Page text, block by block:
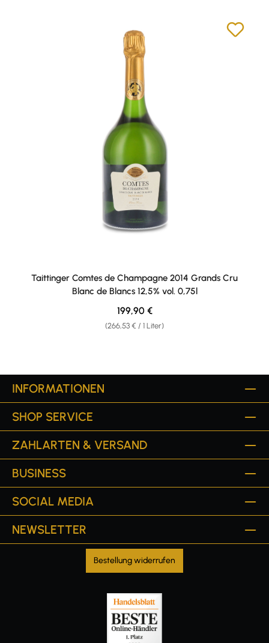
Taittinger Comtes de Champagne 2014 Grands Cru
Blanc de Blancs 12,5% vol. 0,75l
(266,53 € / 1 Liter)
Regulärer Preis:
199,90 €
INFORMATIONEN
SHOP SERVICE
ZAHLARTEN & VERSAND
BUSINESS
SOCIAL MEDIA
NEWSLETTER
Bestellung widerrufen